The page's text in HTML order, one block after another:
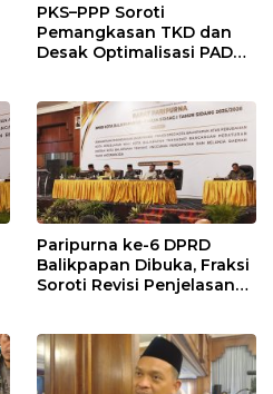
PKS–PPP Soroti
Pemangkasan TKD dan
Desak Optimalisasi PAD
Paripurna ke-6 DPRD
Balikpapan Dibuka, Fraksi
Soroti Revisi Penjelasan